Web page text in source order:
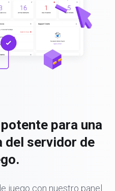
para una
del servidor de
juego con nuestro panel